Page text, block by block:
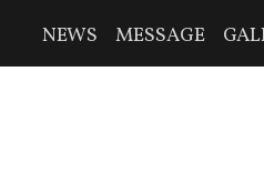
NEWS MESSAGE